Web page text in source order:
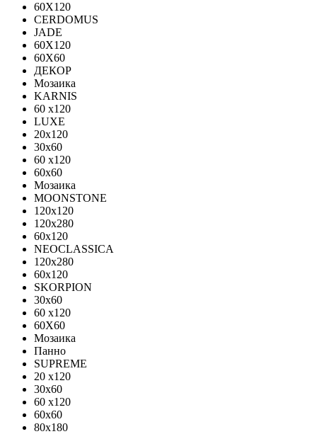
60X120
CERDOMUS
JADE
60X120
60X60
ДЕКОР
Мозаика
KARNIS
60 x120
LUXE
20x120
30х60
60 x120
60x60
Мозаика
MOONSTONE
120x120
120х280
60x120
NEOCLASSICA
120х280
60х120
SKORPION
30х60
60 x120
60X60
Мозаика
Панно
SUPREME
20 x120
30x60
60 x120
60x60
80x180